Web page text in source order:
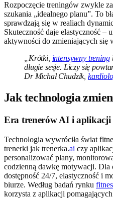
Rozpoczęcie treningów zwykle
szukania „idealnego planu”. To
sprawdzają się w realiach
Skuteczność daje elastyczność –
aktywności do zmieniających się
„Krótki, intensywny trening
długie sesje. Liczy się
Dr Michał Chudzik,
Jak technologia
Era trenerów AI i aplikacji
Technologia wywróciła świat
trenerki jak trenerka.ai czy
personalizować plany,
codzienną dawkę motywacji. Dla
dostępność 24/7, elastyczność i
biurze. Według badań rynku
korzysta z aplikacji